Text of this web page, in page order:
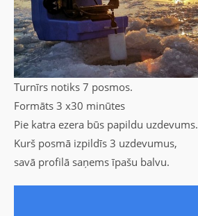
Turnīrs notiks 7 posmos.
Formāts 3 x30 minūtes
Pie katra ezera būs papildu uzdevums.
Kurš posmā izpildīs 3 uzdevumus,
savā profilā saņems īpašu balvu.